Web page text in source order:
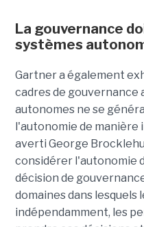
La gouvernance
systèmes
Gartner a également
cadres de gouvernance
autonomes ne se
l'autonomie de manière
averti George
considérer l'autonomie
décision de
domaines dans
indépendamment, les